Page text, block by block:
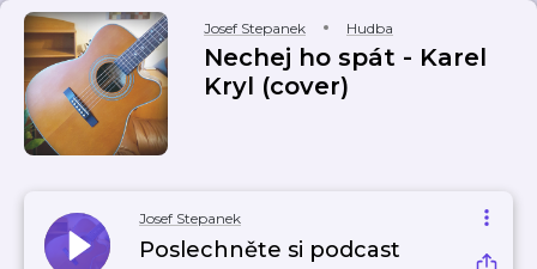
Josef Stepanek Hudba
Nechej ho spát - Karel
Kryl (cover)
Josef Stepanek
Poslechněte si podcast